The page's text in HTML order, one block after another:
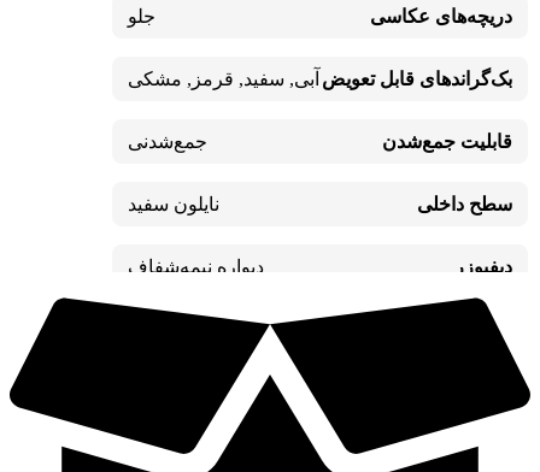
دریچه‌های عکاسی جلو
بک‌گراندهای قابل تعویض آبی, سفید, قرمز , مشکی
قابلیت جمع‌شدن جمع‌شدنی
سطح داخلی نایلون سفید
دیفیوزر دیواره نیمه‌شفاف